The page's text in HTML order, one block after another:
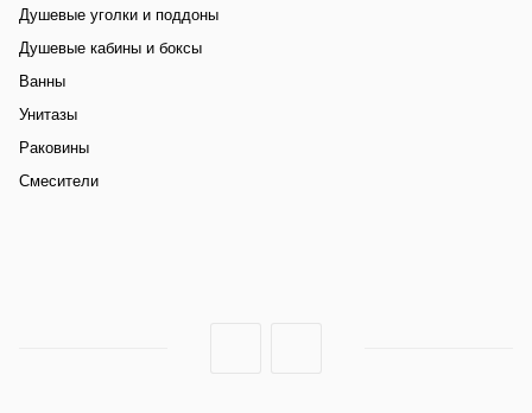
Душевые уголки и поддоны
Душевые кабины и боксы
Ванны
Унитазы
Раковины
Смесители